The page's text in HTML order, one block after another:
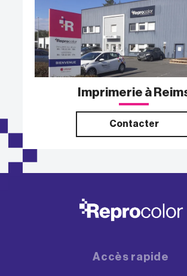
Imprimerie à
Contacter
Accès rapide